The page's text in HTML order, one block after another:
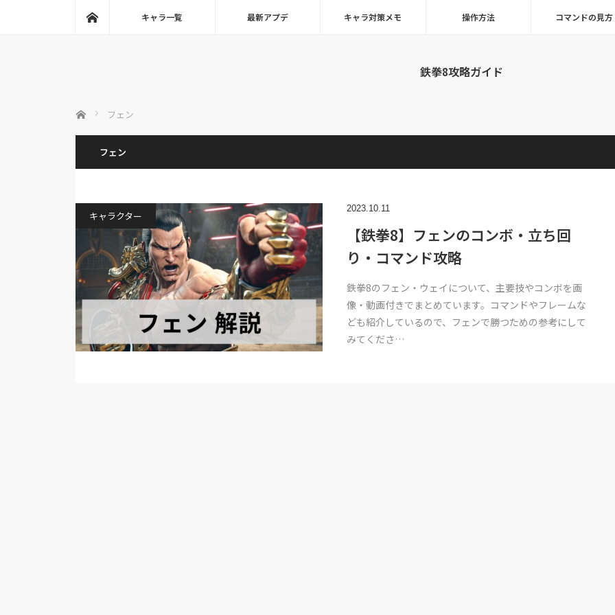
キャラ一覧 最新アプデ キャラ対策メモ 操作方法 コマンドの見方
鉄拳8攻略ガイド
ホーム フェン
フェン
キャラクター
2023.10.11
【鉄拳8】フェンのコンボ・立ち回
り・コマンド攻略
鉄拳8のフェン・ウェイについて、主要技やコンボを画
像・動画付きでまとめています。コマンドやフレームな
ども紹介しているので、フェンで勝つための参考にして
みてくださ…